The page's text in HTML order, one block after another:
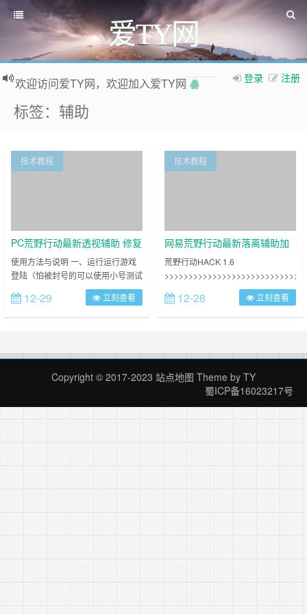
爱TY网
登录 注册
如果您觉得本站非常有看点，那么赶紧使用Ctrl+D 收藏爱TY网吧
欢迎访问爱TY网，欢迎加入爱TY网
QQ群
标签：辅助
技术教程
PC荒野行动最新透视辅助 修复
倍镜变蓝
使用方法与说明 一、运行运行游戏
登陆（怕被封号的可以使用小号测试
哦！） 二、右击管理员运行软件 关
闭杀毒软件 或者 添加信任 软件：
HYFZ2018-1-16.exe 启动软件会生
1月17日 22:00:34 测试OK 然后稳定
奔放！！ 下载地址 ……
12-29 立刻查看
技术教程
网易荒野行动最新落离辅助加
小号登录器神器
荒野行动HACK 1.6
建议只开启：透视 + 热成像 + 穿墙
蛇皮加速可以用来跑毒和找车 功能
没效果请点击按钮加入更新群反馈或
https://jingyan.baidu.com/article/
12-28 立刻查看
Copyright © 2017-2023 站点地图 Theme by TY
蜀ICP备16023217号